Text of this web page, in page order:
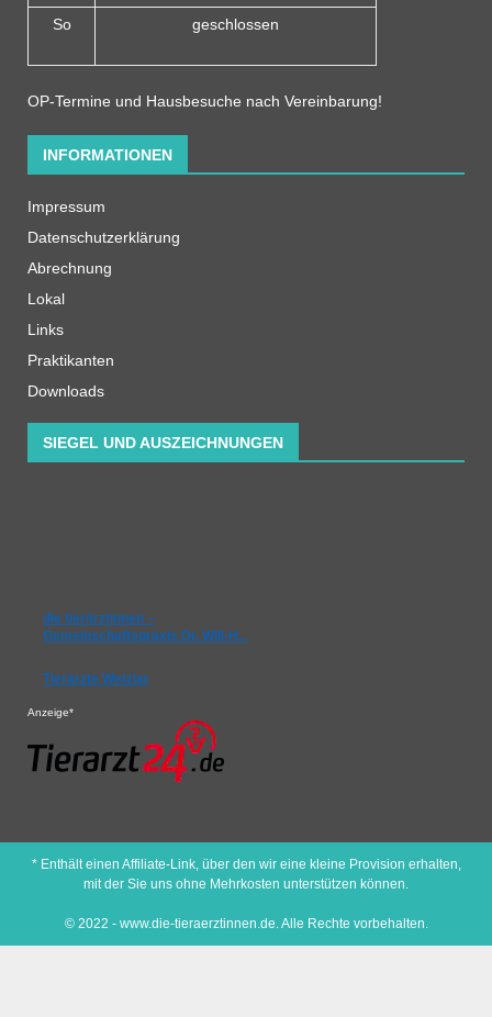
So geschlossen
OP-Termine und Hausbesuche nach Vereinbarung!
INFORMATIONEN
Impressum
Datenschutzerklärung
Abrechnung
Lokal
Links
Praktikanten
Downloads
SIEGEL UND AUSZEICHNUNGEN
die tierärztinnen –
Gemeinschaftspraxis Dr. Will-H…
Tierärzte Wetzlar
Anzeige*
* Enthält einen Affiliate-Link, über den wir eine kleine Provision erhalten,
mit der Sie uns ohne Mehrkosten unterstützen können.
© 2022 - www.die-tieraerztinnen.de. Alle Rechte vorbehalten.